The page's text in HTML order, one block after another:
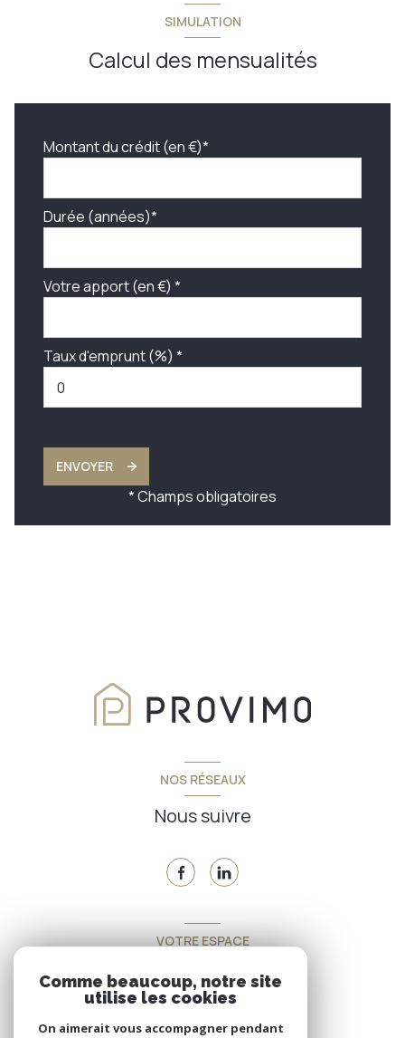
SIMULATION
Calcul des mensualités
Montant du crédit (en €)*
Durée (années)*
Votre apport (en €) *
Taux d'emprunt (%) *
ENVOYER
* Champs obligatoires
NOS RÉSEAUX
Nous suivre
VOTRE ESPACE
Espace propriétaire
Comme beaucoup, notre site
utilise les cookies
On aimerait vous accompagner pendant